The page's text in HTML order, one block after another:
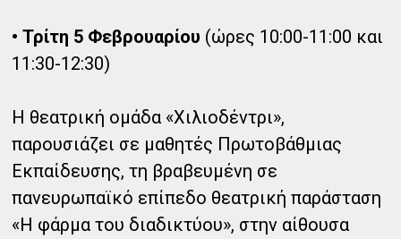
• Τρίτη 5 Φεβρουαρίου (ώρες 10:00-11:00 και
11:30-12:30)
Η θεατρική ομάδα «Χιλιοδέντρι»,
παρουσιάζει σε μαθητές Πρωτοβάθμιας
Εκπαίδευσης, τη βραβευμένη σε
πανευρωπαϊκό επίπεδο θεατρική παράσταση
«Η φάρμα του διαδικτύου», στην αίθουσα